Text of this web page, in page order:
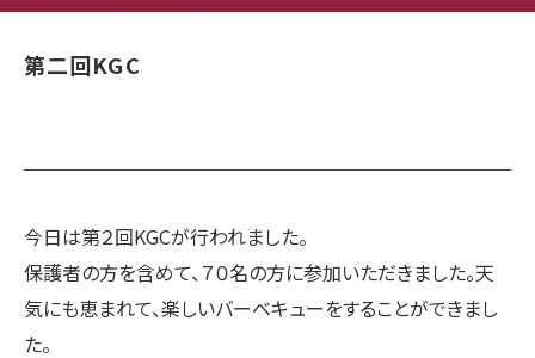
第二回KGC
今日は第２回KGCが行われました。
保護者の方を含めて、７０名の方に参加いただきました。天
気にも恵まれて、楽しいバーベキューをすることができまし
た。